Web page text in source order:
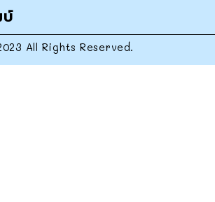
All Rights Reserved.